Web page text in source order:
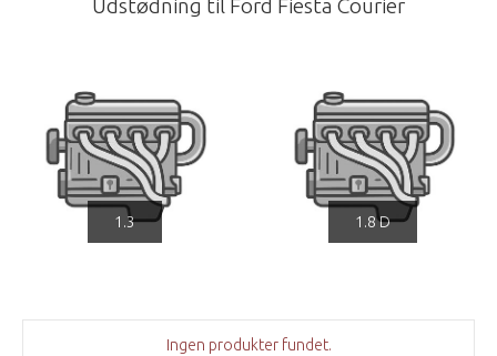
Udstødning til Ford Fiesta Courier
1.3 1.8 D
Ingen produkter fundet.